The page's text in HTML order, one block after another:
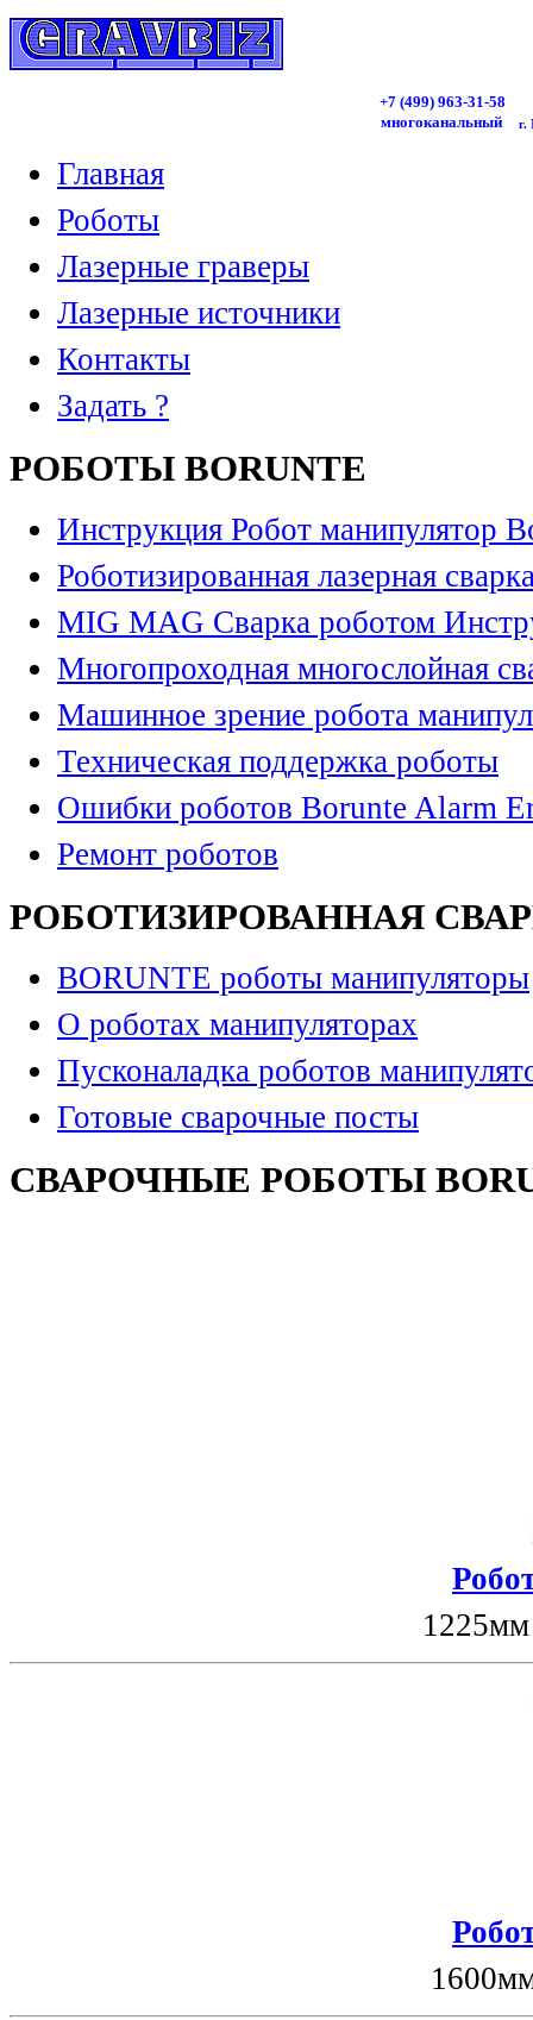
+7 (499) 963-31-58
многоканальный
г.
Главная
Роботы
Лазерные граверы
Лазерные источники
Контакты
Задать ?
РОБОТЫ BORUNTE
Инструкция Робот манипулятор
Роботизированная лазерная
MIG MAG Сварка роботом
Многопроходная многослойная
Машинное зрение робота
Техническая поддержка роботы
Ошибки роботов Borunte Alarm
Ремонт роботов
РОБОТИЗИРОВАННАЯ
BORUNTE роботы манипуляторы
О роботах манипуляторах
Пусконаладка роботов
Готовые сварочные посты
СВАРОЧНЫЕ РОБОТЫ